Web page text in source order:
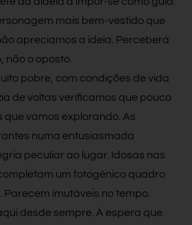
mais bem-vestido que
apreciamos a ideia. Perceberá
não o oposto.
pobre, com condições de vida
de voltas verificamos que pouco
que vamos explorando. As
numa entusiasmada
peculiar ao lugar. Idosas nas
um fotogénico quadro
Parecem imutáveis no tempo.
desde sempre. À espera que